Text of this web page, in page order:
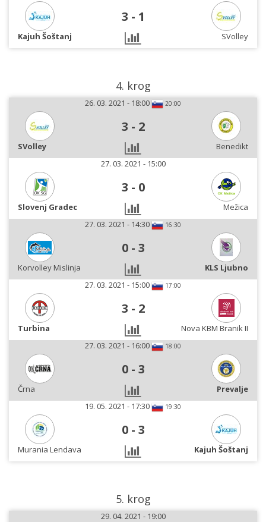
3 - 1
Kajuh Šoštanj SVolley
4. krog
26. 03. 2021 - 18:00 20:00
3 - 2
SVolley
Benedikt
27. 03. 2021 - 15:00
3 - 0
Slovenj Gradec
Mežica
27. 03. 2021 - 14:30
16:30
0 - 3
Korvolley Mislinja
KLS Ljubno
27. 03. 2021 - 15:00
17:00
3 - 2
Turbina
Nova KBM Branik II
27. 03. 2021 - 16:00
18:00
0 - 3
Črna
Prevalje
19. 05. 2021 - 17:30
19:30
0 - 3
Murania Lendava Kajuh Šoštanj
5. krog
29. 04. 2021 - 19:00